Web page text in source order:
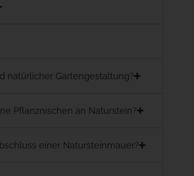
natürlicher Gartengestaltung?
Pflanznischen an Naturstein?
einer Natursteinmauer?